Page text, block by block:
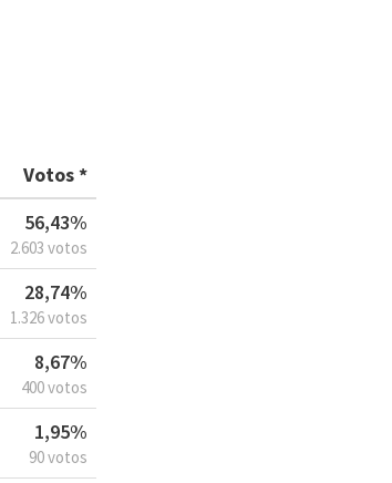
Votos *
56,43%
2.603 votos
28,74%
1.326 votos
8,67%
400 votos
1,95%
90 votos